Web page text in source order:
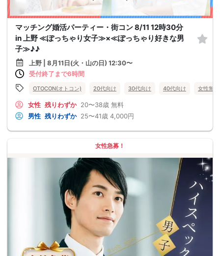
マッチング婚活パーティー・街コン 8/11 12時30分
in 上野 ≪ぽっちゃり女子≫×≪ぽっちゃり好きな男
子≫♪♪
上野 | 8月11日(火・山の日) 12:30〜
受付終了まで6時間
OTOCON(オトコン) 20代向け 30代向け 40代向け 女性無料
女性 残りわずか 20〜38歳 無料
男性 残りわずか 25〜41歳 4,000円
女性急募！